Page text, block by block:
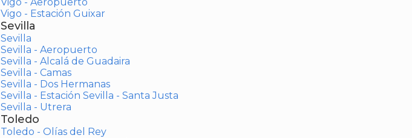
Vigo - Estación Guixar
Sevilla
Sevilla
Sevilla - Aeropuerto
Sevilla - Alcalá de Guadaira
Sevilla - Camas
Sevilla - Dos Hermanas
Sevilla - Estación Sevilla - Santa Justa
Sevilla - Utrera
Toledo
Toledo - Olías del Rey